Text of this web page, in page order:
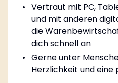
Vertraut mit PC,
und mit anderen
die
dich schnell an
Gerne unter
Herzlichkeit und